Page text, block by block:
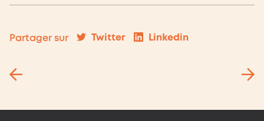
Partager sur Twitter Linkedin